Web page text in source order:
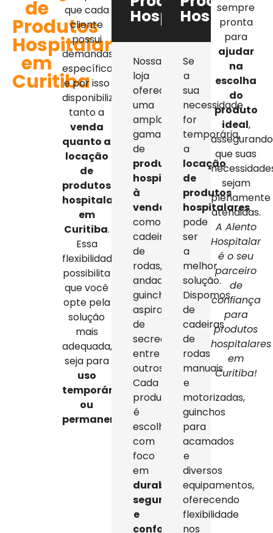
de
Produtos
Hospitalares
em
Curitiba
que cada
cliente
possui
demandas
específicas,
e por isso
disponibilizamos
tanto a
venda
quanto a
locação
de
produtos
hospitalares
em
Curitiba.
Essa
flexibilidade
possibilita
que você
opte pela
solução
mais
adequada,
seja para
uso
temporário
ou
permanente
Hospitalares
Nossa
loja
oferece
uma
ampla
gama
de
produtos
hospitalares
à
venda
como
cadeiras
de
rodas,
andadores,
guinchos,
aspiradores
de
secreção,
entre
outros.
Cada
produto
é
escolhido
com
foco
em
durabilidade,
segurança
e
conforto
Se
a
sua
necessidade
for
temporária,
a
locação
de
produtos
hospitalares
pode
ser
a
melhor
solução.
Dispomos
de
cadeiras
de
rodas
manuais
e
motorizadas,
guinchos
para
acamados
e
diversos
equipamentos,
oferecendo
flexibilidade
nos
sempre
pronta
para
ajudar
na
escolha
do
produto
ideal,
assegurando
que suas
sejam
plenamente
atendidas.
A Alento
Hospitalar
é o seu
parceiro
de
confiança
para
produtos
hospitalares
em
Curitiba!